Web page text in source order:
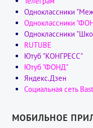
Одноклассники
Одноклассники
Одноклассники
RUTUBE
Ютуб "КОНГРЕСС"
Ютуб "ФОНД"
Яндекс.Дзен
Социальная сеть
МОБИЛЬНОЕ